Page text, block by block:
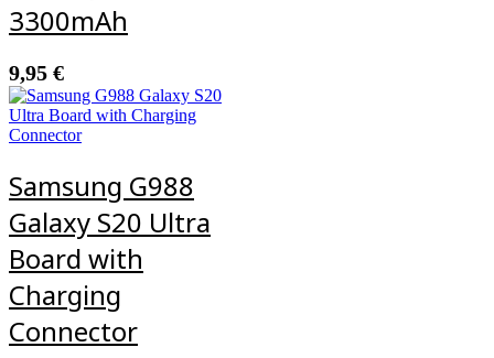
3300mAh
9,95 €
Samsung G988
Galaxy S20 Ultra
Board with
Charging
Connector